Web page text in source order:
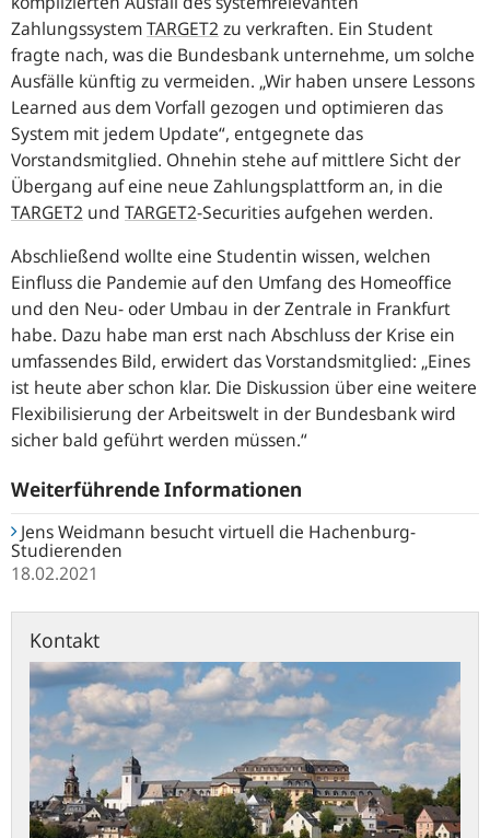
ZahlungssystemTARGET2 zu verkraften. Ein Student
fragte nach, was die Bundesbank unternehme, um solche
Ausfälle künftig zu vermeiden. „Wir haben unsere Lessons
Learned aus dem Vorfall gezogen und optimieren das
System mit jedem Update“, entgegnete das
Vorstandsmitglied. Ohnehin stehe auf mittlere Sicht der
Übergang auf eine neue Zahlungsplattform an, in die
TARGET2 und TARGET2-Securities aufgehen werden.
Abschließend wollte eine Studentin wissen, welchen
Einfluss die Pandemie auf den Umfang des Homeoffice
und den Neu- oder Umbau in der Zentrale in Frankfurt
habe. Dazu habe man erst nach Abschluss der Krise ein
umfassendes Bild, erwidert das Vorstandsmitglied: „Eines
ist heute aber schon klar. Die Diskussion über eine weitere
Flexibilisierung der Arbeitswelt in der Bundesbank wird
sicher bald geführt werden müssen.“
Weiterführende Informationen
Jens Weidmann besucht virtuell die Hachenburg-
Studierenden
18.02.2021
Kontakt